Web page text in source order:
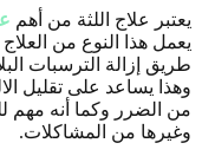
يعتبر علاج اللثة من أهم
يعمل هذا النوع من
طريق إزالة الترسبات
وهذا يساعد على تقليل
من الضرر وكما أنه مهم
وغيرها من المشاكلات.